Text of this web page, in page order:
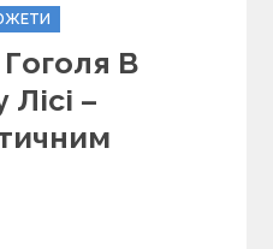
Гоголя В
–